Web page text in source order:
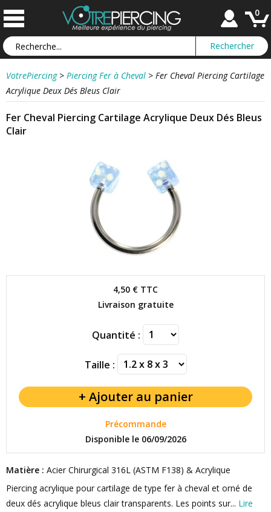
0
VotrePiercing > Piercing Fer à Cheval > Fer Cheval Piercing Cartilage
Acrylique Deux Dés Bleus Clair
Fer Cheval Piercing Cartilage Acrylique Deux Dés Bleus
Clair
4,50 € TTC
Livraison gratuite
Quantité :
Taille :
Précommande
Disponible le 06/09/2026
Matière : Acier Chirurgical 316L (ASTM F138) & Acrylique
Piercing acrylique pour cartilage de type fer à cheval et orné de
deux dés acrylique bleus clair transparents. Les points sur... Lire